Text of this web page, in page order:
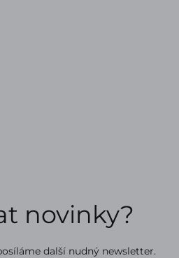
novinky?
další nudný newsletter.